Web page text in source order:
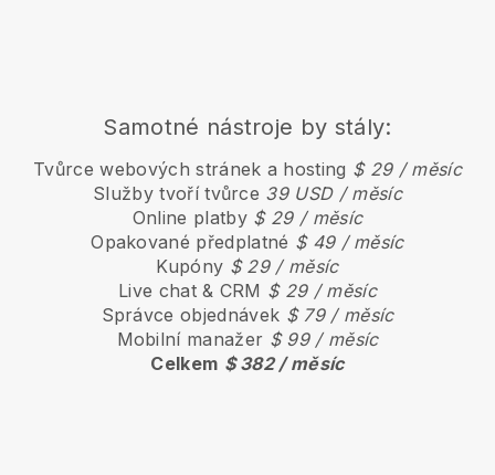
Samotné nástroje by stály:
Tvůrce webových stránek a hosting $ 29 / měsíc
Služby tvoří tvůrce 39 USD / měsíc
Online platby $ 29 / měsíc
Opakované předplatné $ 49 / měsíc
Kupóny $ 29 / měsíc
Live chat & CRM $ 29 / měsíc
Správce objednávek $ 79 / měsíc
Mobilní manažer $ 99 / měsíc
Celkem $ 382 / měsíc